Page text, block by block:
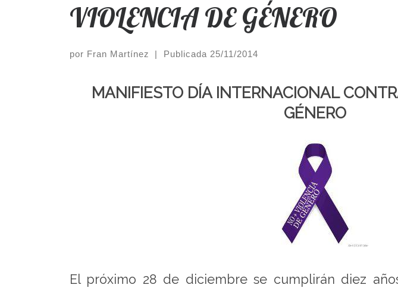
VIOLENCIA DE GÉNERO
por Fran Martínez | Publicada 25/11/2014
MANIFIESTO DÍA INTERNACIONAL
GÉNERO
El próximo 28 de diciembre se cumplirán diez